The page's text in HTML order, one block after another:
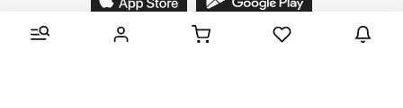
2015-2026 © Слепая курица - fashion concept store.